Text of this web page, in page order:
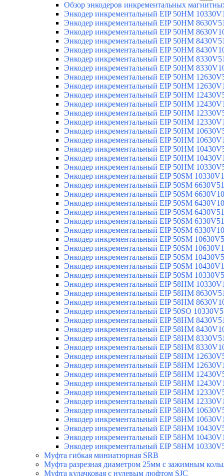
Обзор энкодеров инкрементальных
Энкодер инкрементальный EIP 50HM
Энкодер инкрементальный EIP 50HM
Энкодер инкрементальный EIP 50HM
Энкодер инкрементальный EIP 50HM
Энкодер инкрементальный EIP 50HM
Энкодер инкрементальный EIP 50HM
Энкодер инкрементальный EIP 50HM
Энкодер инкрементальный EIP 50HM
Энкодер инкрементальный EIP 50HM
Энкодер инкрементальный EIP 50HM
Энкодер инкрементальный EIP 50HM
Энкодер инкрементальный EIP 50HM
Энкодер инкрементальный EIP 50HM
Энкодер инкрементальный EIP 50HM
Энкодер инкрементальный EIP 50HM
Энкодер инкрементальный EIP 50HM
Энкодер инкрементальный EIP 50HM
Энкодер инкрементальный EIP 50HM
Энкодер инкрементальный EIP 50SM
Энкодер инкрементальный EIP 50SM
Энкодер инкрементальный EIP 50SM
Энкодер инкрементальный EIP 50SM
Энкодер инкрементальный EIP 50SM
Энкодер инкрементальный EIP 50SM
Энкодер инкрементальный EIP 50SM
Энкодер инкрементальный EIP 50SM
Энкодер инкрементальный EIP 50SM
Энкодер инкрементальный EIP 50SM
Энкодер инкрементальный EIP 50SM
Энкодер инкрементальный EIP 50SM
Энкодер инкрементальный EIP 58HM
Энкодер инкрементальный EIP 58HM
Энкодер инкрементальный EIP 58HM
Энкодер инкрементальный EIP 50SO
Энкодер инкрементальный EIP 58HM
Энкодер инкрементальный EIP 58HM
Энкодер инкрементальный EIP 58HM
Энкодер инкрементальный EIP 58HM
Энкодер инкрементальный EIP 58HM
Энкодер инкрементальный EIP 58HM
Энкодер инкрементальный EIP 58HM
Энкодер инкрементальный EIP 58HM
Энкодер инкрементальный EIP 58HM
Энкодер инкрементальный EIP 58HM
Энкодер инкрементальный EIP 58HM
Энкодер инкрементальный EIP 58HM
Энкодер инкрементальный EIP 58HM
Энкодер инкрементальный EIP 58HM
Энкодер инкрементальный EIP 58HM
Муфта гибкая миниатюрная SRB
Муфта разрезная диаметром 25мм с зажимным
Муфта кулачковая с нулевым люфтом SJC